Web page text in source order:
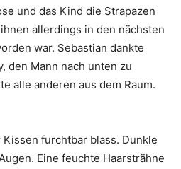
und das Kind die Strapazen
allerdings in den nächsten
war. Sebastian dankte
den Mann nach unten zu
alle anderen aus dem Raum.
furchtbar blass. Dunkle
Eine feuchte Haarsträhne